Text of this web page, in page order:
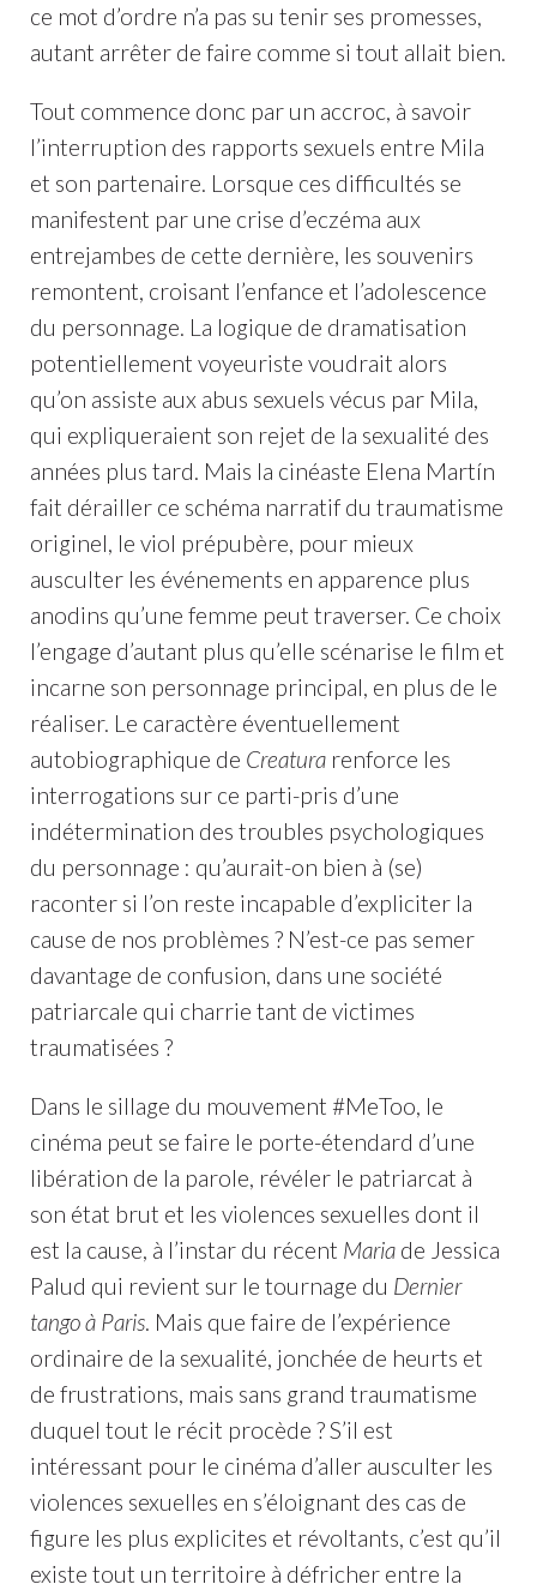
ce mot d’ordre n’a pas su tenir ses promesses,
autant arrêter de faire comme si tout allait bien.
Tout commence donc par un accroc, à savoir
l’interruption des rapports sexuels entre Mila
et son partenaire. Lorsque ces difficultés se
manifestent par une crise d’eczéma aux
entrejambes de cette dernière, les souvenirs
remontent, croisant l’enfance et l’adolescence
du personnage. La logique de dramatisation
potentiellement voyeuriste voudrait alors
qu’on assiste aux abus sexuels vécus par Mila,
qui expliqueraient son rejet de la sexualité des
années plus tard. Mais la cinéaste Elena Martín
fait dérailler ce schéma narratif du traumatisme
originel, le viol prépubère, pour mieux
ausculter les événements en apparence plus
anodins qu’une femme peut traverser. Ce choix
l’engage d’autant plus qu’elle scénarise le film et
incarne son personnage principal, en plus de le
réaliser. Le caractère éventuellement
autobiographique de Creaturarenforce les
interrogations sur ce parti-pris d’une
indétermination des troubles psychologiques
du personnage : qu’aurait-on bien à (se)
raconter si l’on reste incapable d’expliciter la
cause de nos problèmes ? N’est-ce pas semer
davantage de confusion, dans une société
patriarcale qui charrie tant de victimes
traumatisées ?
Dans le sillage du mouvement #MeToo, le
cinéma peut se faire le porte-étendard d’une
libération de la parole, révéler le patriarcat à
son état brut et les violences sexuelles dont il
est la cause, à l’instar du récent Mariade Jessica
Palud qui revient sur le tournage du Dernier
tango à Paris. Mais que faire de l’expérience
ordinaire de la sexualité, jonchée de heurts et
de frustrations, mais sans grand traumatisme
duquel tout le récit procède ? S’il est
intéressant pour le cinéma d’aller ausculter les
violences sexuelles en s’éloignant des cas de
figure les plus explicites et révoltants, c’est qu’il
existe tout un territoire à défricher entre la